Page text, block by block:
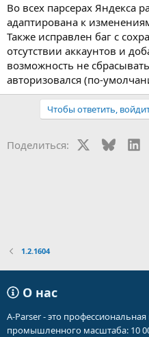
Во всех парсерах Яндекса
адаптирована к
Также исправлен баг с
отсутствии аккаунтов и
возможность не
авторизовался (по-
Чтобы ответить,
Поделиться: Bluesky
1.2.1604
О нас
A-Parser - это
промышленного масштаба: 10